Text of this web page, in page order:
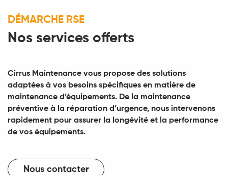
DÉMARCHE RSE
Nos services offerts
Cirrus Maintenance vous propose des solutions
adaptées à vos besoins spécifiques en matière de
maintenance d’équipements. De la maintenance
préventive à la réparation d’urgence, nous intervenons
rapidement pour assurer la longévité et la performance
de vos équipements.
Nous contacter